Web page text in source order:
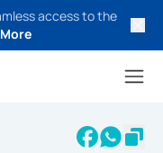
access to the